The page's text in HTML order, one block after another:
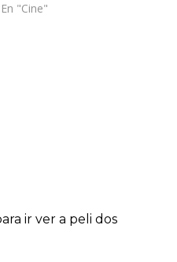
En "Cine"
ir ver a peli dos